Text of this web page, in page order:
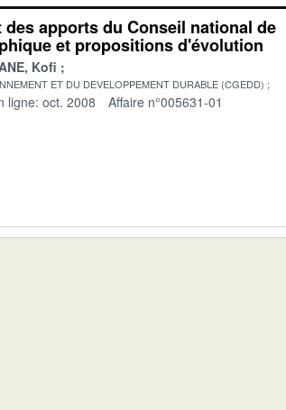
apports du Conseil national de
et propositions d'évolution
Kofi
ET DU DEVELOPPEMENT DURABLE (CGEDD)
ligne: oct. 2008 Affaire n°005631-01